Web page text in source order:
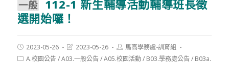
⼀般
112-1 新生輔導活動輔導班長徵
選開始囉！
Post
published:
2023-05-26
Post2023-05-26
Post
author:
馬高學務處-訓育組
PostA.校園公告/A03.一般公告/A05.校園活動/ B03.學務處公告/ B03a.